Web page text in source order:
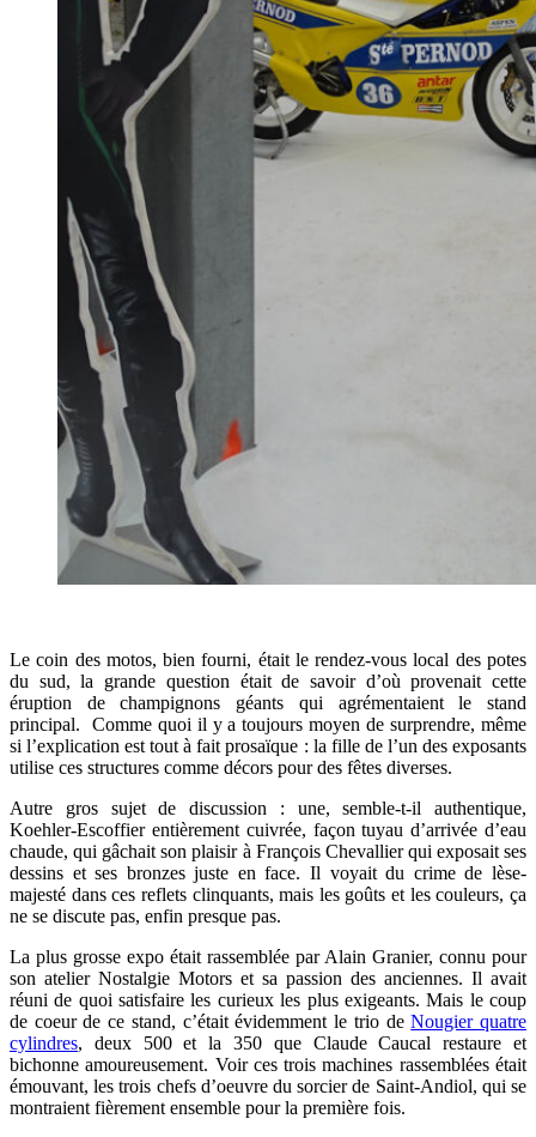
Le coin des motos, bien fourni, était le rendez-vous local des potes
du sud, la grande question était de savoir d’où provenait cette
éruption de champignons géants qui agrémentaient le stand
principal. Comme quoi il y a toujours moyen de surprendre, même
si l’explication est tout à fait prosaïque : la fille de l’un des exposants
utilise ces structures comme décors pour des fêtes diverses.
Autre gros sujet de discussion : une, semble-t-il authentique,
Koehler-Escoffier entièrement cuivrée, façon tuyau d’arrivée d’eau
chaude, qui gâchait son plaisir à François Chevallier qui exposait ses
dessins et ses bronzes juste en face. Il voyait du crime de lèse-
majesté dans ces reflets clinquants, mais les goûts et les couleurs, ça
ne se discute pas, enfin presque pas.
La plus grosse expo était rassemblée par Alain Granier, connu pour
son atelier Nostalgie Motors et sa passion des anciennes. Il avait
réuni de quoi satisfaire les curieux les plus exigeants. Mais le coup
de coeur de ce stand, c’était évidemment le trio deNougier quatre
cylindres, deux 500 et la 350 que Claude Caucal restaure et
bichonne amoureusement. Voir ces trois machines rassemblées était
émouvant, les trois chefs d’oeuvre du sorcier de Saint-Andiol, qui se
montraient fièrement ensemble pour la première fois.